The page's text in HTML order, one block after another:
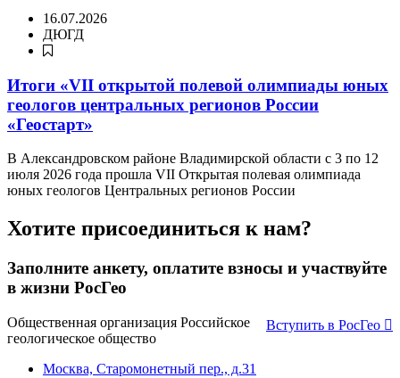
16.07.2026
ДЮГД
Итоги «VII открытой полевой олимпиады юных
геологов центральных регионов России
«Геостарт»
В Александровском районе Владимирской области с 3 по 12
июля 2026 года прошла VII Открытая полевая олимпиада
юных геологов Центральных регионов России
Хотите присоединиться к нам?
Заполните анкету, оплатите взносы и участвуйте
в жизни РосГео
Вступить в РосГео
Общественная организация Российское
геологическое общество
Москва, Старомонетный пер., д.31